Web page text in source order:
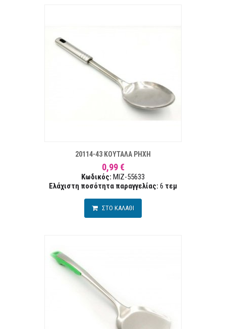
20114-43 ΚΟΥΤΑΛΑ ΡΗΧΗ
0,99 €
Κωδικός: MIZ-55633
Ελάχιστη ποσότητα παραγγελίας: 6 τεμ
ΣΤΟ ΚΑΛΑΘΙ